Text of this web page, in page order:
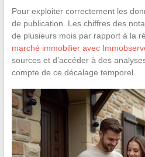
Pour exploiter correctement les
de publication. Les chiffres des
de plusieurs mois par rapport à la
marché immobilier avec
sources et d’accéder à des
compte de ce décalage temporel.